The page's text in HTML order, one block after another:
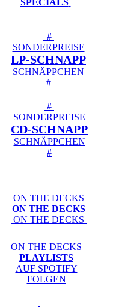
#
SONDERPREISE
LP-SCHNAPP
SCHNÄPPCHEN
#
#
SONDERPREISE
CD-SCHNAPP
SCHNÄPPCHEN
#
ON THE DECKS
ON THE DECKS
ON THE DECKS
ON THE DECKS
PLAYLISTS
AUF SPOTIFY
FOLGEN